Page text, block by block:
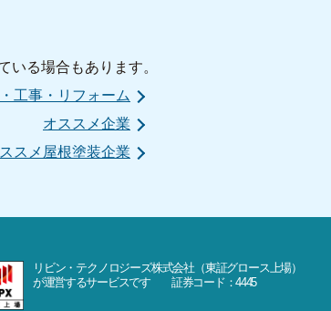
いる場合もあります。
工事・リフォーム
オススメ企業
スメ屋根塗装企業
リビン・テクノロジーズ株式会社（東証グロース上場）
が運営するサービスです 証券コード：4445